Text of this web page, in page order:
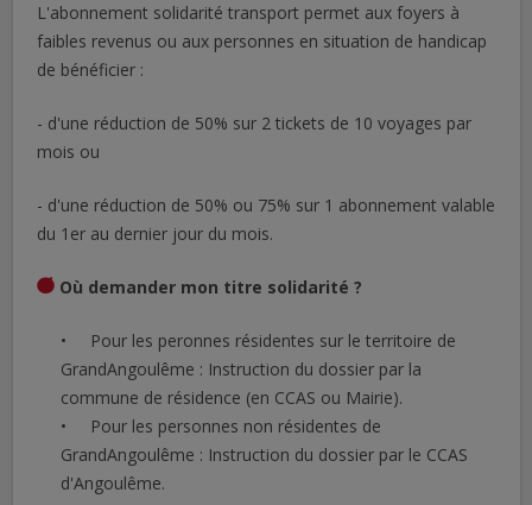
L'abonnement solidarité transport permet aux foyers à
faibles revenus ou aux personnes en situation de handicap
de bénéficier :
- d'une réduction de 50% sur 2 tickets de 10 voyages par
mois ou
- d'une réduction de 50% ou 75% sur 1 abonnement valable
du 1er au dernier jour du mois.
Où demander mon titre solidarité ?
Pour les peronnes résidentes sur le territoire de
GrandAngoulême : Instruction du dossier par la
commune de résidence (en CCAS ou Mairie).
Pour les personnes non résidentes de
GrandAngoulême : Instruction du dossier par le CCAS
d'Angoulême.